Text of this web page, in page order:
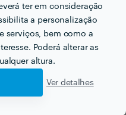
ter em consideração
a personalização
serviços, bem como a
Poderá alterar as
altura.
Ver detalhes